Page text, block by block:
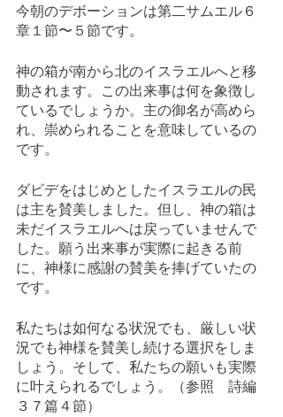
今朝のデボーションは第二サムエル６
章１節〜５節です。
神の箱が南から北のイスラエルへと移
動されます。この出来事は何を象徴し
ているでしょうか。主の御名が高めら
れ、崇められることを意味しているの
です。
ダビデをはじめとしたイスラエルの民
は主を賛美しました。但し、神の箱は
未だイスラエルへは戻っていませんで
した。願う出来事が実際に起きる前
に、神様に感謝の賛美を捧げていたの
です。
私たちは如何なる状況でも、厳しい状
況でも神様を賛美し続ける選択をしま
しょう。そして、私たちの願いも実際
に叶えられるでしょう。（参照　詩編
３７篇４節）